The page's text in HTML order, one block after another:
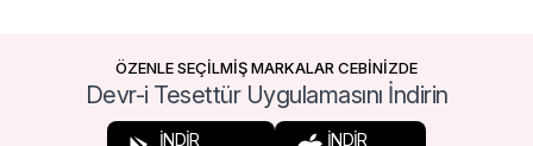
ÖZENLE SEÇİLMİŞ MARKALAR CEBİNİZDE
Devr-i Tesettür Uygulamasını İndirin
İNDİR
İNDİR